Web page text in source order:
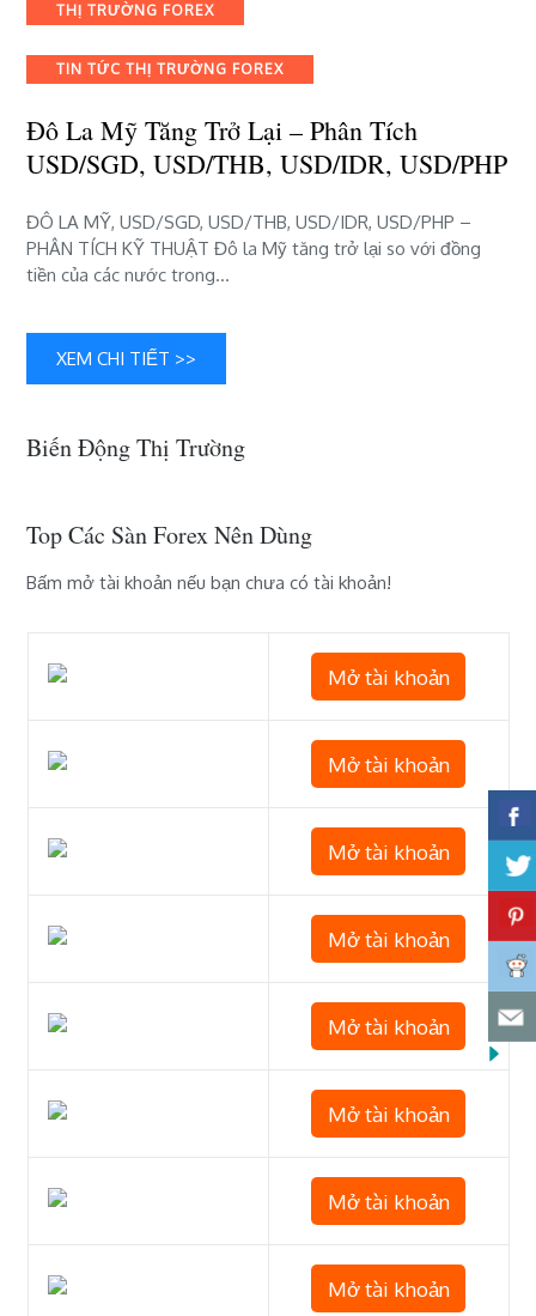
trở
–
tích
USD/SGD,
USD/THB,
USD/PHP
THỊ TRƯỜNG FOREX
TIN TỨC THỊ TRƯỜNG FOREX
Đô La Mỹ Tăng Trở Lại – Phân Tích
USD/SGD, USD/THB, USD/IDR, USD/PHP
ĐÔ LA MỸ, USD/SGD, USD/THB, USD/IDR, USD/PHP –
PHÂN TÍCH KỸ THUẬT Đô la Mỹ tăng trở lại so với đồng
tiền của các nước trong…
XEM CHI TIẾT >>
Biến Động Thị Trường
Top Các Sàn Forex Nên Dùng
Bấm mở tài khoản nếu bạn chưa có tài khoản!
Mở tài khoản
Mở tài khoản
Mở tài khoản
Mở tài khoản
Mở tài khoản
Mở tài khoản
Mở tài khoản
Mở tài khoản